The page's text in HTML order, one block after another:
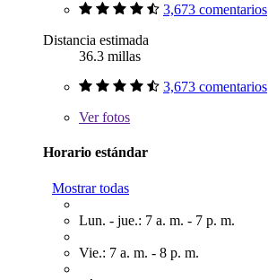
3,673 comentarios
Distancia estimada
36.3 millas
3,673 comentarios
Verfotos
Horario estándar
Mostrar todas
Lun. - jue.: 7 a. m. - 7 p. m.
Vie.: 7 a. m. - 8 p. m.